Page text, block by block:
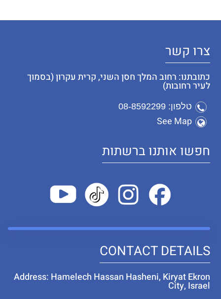
צרו קשר
כתובתנו: רחוב המלך חסן השני, קרית עקרון (בסמוך
לעיר רחובות)
טלפון: 08-8592299
See Map
חפשו אותנו ברשתות
CONTACT DETAILS
Address: Hamelech Hassan Hasheni, Kiryat Ekron
City, Israel